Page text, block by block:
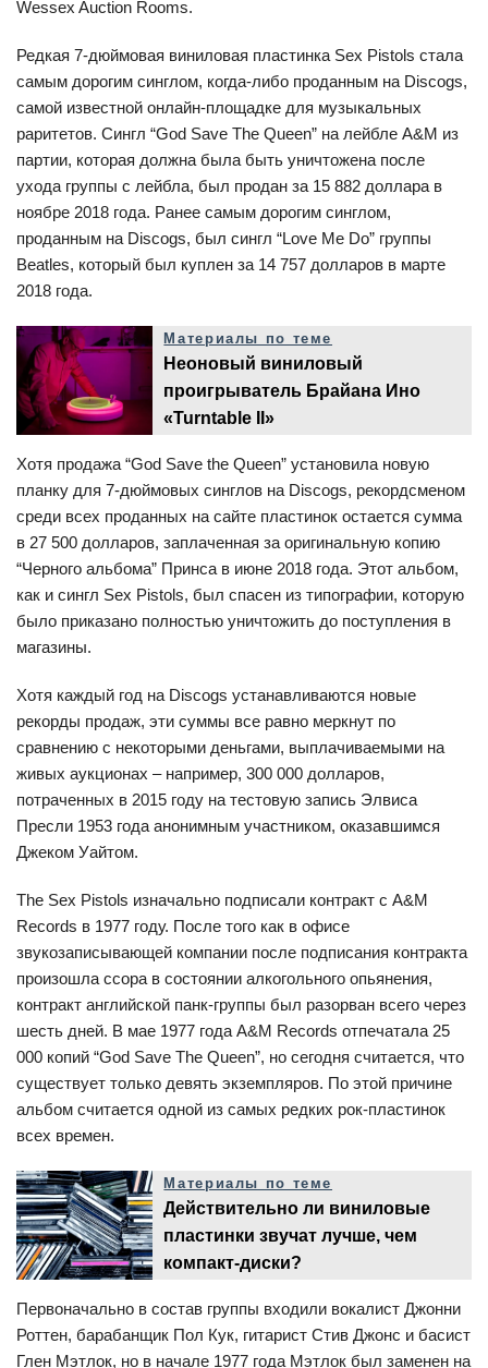
Wessex Auction Rooms.
Редкая 7-дюймовая виниловая пластинка Sex Pistols стала
самым дорогим синглом, когда-либо проданным на Discogs,
самой известной онлайн-площадке для музыкальных
раритетов. Сингл “God Save The Queen” на лейбле A&M из
партии, которая должна была быть уничтожена после
ухода группы с лейбла, был продан за 15 882 доллара в
ноябре 2018 года. Ранее самым дорогим синглом,
проданным на Discogs, был сингл “Love Me Do” группы
Beatles, который был куплен за 14 757 долларов в марте
2018 года.
Материалы по теме
Неоновый виниловый
проигрыватель Брайана Ино
«Turntable II»
Хотя продажа “God Save the Queen” установила новую
планку для 7-дюймовых синглов на Discogs, рекордсменом
среди всех проданных на сайте пластинок остается сумма
в 27 500 долларов, заплаченная за оригинальную копию
“Черного альбома” Принса в июне 2018 года. Этот альбом,
как и сингл Sex Pistols, был спасен из типографии, которую
было приказано полностью уничтожить до поступления в
магазины.
Хотя каждый год на Discogs устанавливаются новые
рекорды продаж, эти суммы все равно меркнут по
сравнению с некоторыми деньгами, выплачиваемыми на
живых аукционах – например, 300 000 долларов,
потраченных в 2015 году на тестовую запись Элвиса
Пресли 1953 года анонимным участником, оказавшимся
Джеком Уайтом.
The Sex Pistols изначально подписали контракт с A&M
Records в 1977 году. После того как в офисе
звукозаписывающей компании после подписания контракта
произошла ссора в состоянии алкогольного опьянения,
контракт английской панк-группы был разорван всего через
шесть дней. В мае 1977 года A&M Records отпечатала 25
000 копий “God Save The Queen”, но сегодня считается, что
существует только девять экземпляров. По этой причине
альбом считается одной из самых редких рок-пластинок
всех времен.
Материалы по теме
Действительно ли виниловые
пластинки звучат лучше, чем
компакт-диски?
Первоначально в состав группы входили вокалист Джонни
Роттен, барабанщик Пол Кук, гитарист Стив Джонс и басист
Глен Мэтлок, но в начале 1977 года Мэтлок был заменен на